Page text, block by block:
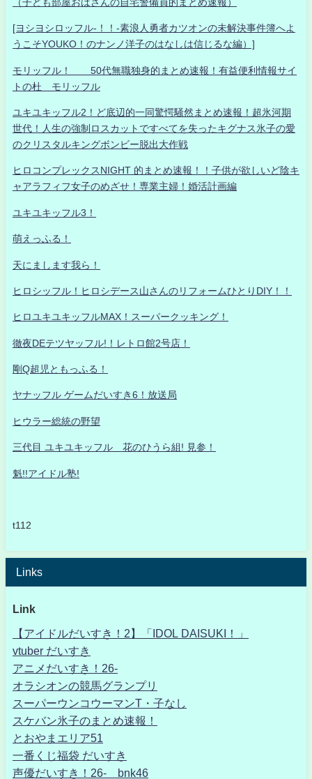
[ヨシヨシロッフル-！！-素浪人勇者カツオンの未解決事件簿へよ
うこそYOUKO！のナンノ洋子のはなしは信じるな編）]
モリッフル！ 50代無職独身的まとめ速報！有益便利情報サイ
トの杜 モリッフル
ユキユキッフル2！ど底辺的一同驚愕騒然まとめ速報！超氷河期
世代！人生の強制ロスカットですべてを失ったキグナス氷子の愛
のクリスタルキングボンビー脱出大作戦
ヒロコンプレックスNIGHT 的まとめ速報！！子供が欲しいど陰キ
ャアラフィフ女子のめざせ！専業主婦！婚活計画編
ユキユキッフル3！
萌えっふる！
天にまします我ら！
ヒロシッフル！ヒロシデース山さんのリフォームひとりDIY！！
ヒロユキユキッフルMAX！スーパークッキング！
徹夜DEテツヤッフル!！レトロ館2号店！
剛Q超児ともっふる！
ヤナッフル ゲームだいすき6！放送局
ヒウラー総統の野望
三代目 ユキユキッフル 花のひうら組! 見参！
魁!!アイドル塾!
t112
Links
Link
【アイドルだいすき！2】「IDOL DAISUKI！」
vtuber だいすき
アニメだいすき！26-
オラシオンの競馬グランプリ
スーパーウンコウーマンT・子なし
スケバン氷子のまとめ速報！
とおやまエリア51
一番くじ福袋 だいすき
声優だいすき！26- bnk46